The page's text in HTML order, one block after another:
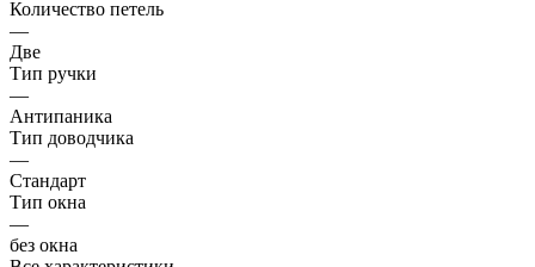
Количество петель
—
Две
Тип ручки
—
Антипаника
Тип доводчика
—
Стандарт
Тип окна
—
без окна